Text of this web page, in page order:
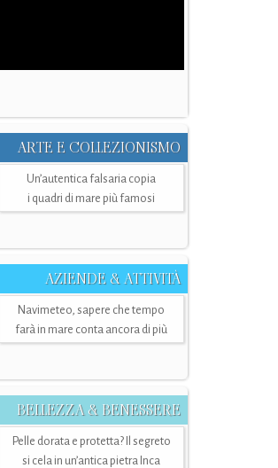
ARTE E COLLEZIONISMO
Un’autentica falsaria copia
i quadri di mare più famosi
AZIENDE & ATTIVITÀ
Navimeteo, sapere che tempo
farà in mare conta ancora di più
BELLEZZA & BENESSERE
Pelle dorata e protetta? Il segreto
si cela in un’antica pietra Inca